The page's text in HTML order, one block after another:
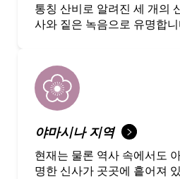
통칭 산비로 알려진 세 개의
사와 짙은 녹음으로 유명합
야마시나 지역
현재는 물론 역사 속에서도
명한 신사가 곳곳에 흩어져